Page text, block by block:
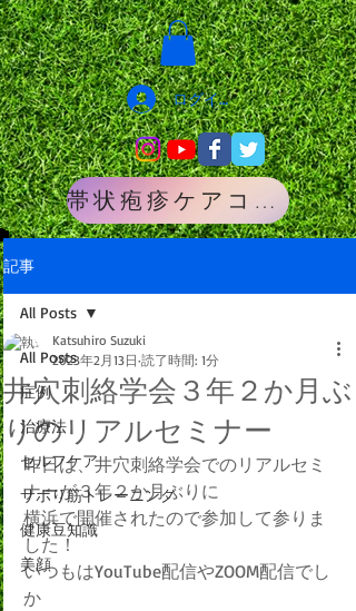
ログイン
帯状疱疹ケアコース
記事
All Posts
症例
治療法
セルフケア
サボり筋トレーニング
健康豆知識
美顔
All Posts
井穴刺絡学会３年２か月ぶ
りのリアルセミナー
Katsuhiro Suzuki
2023年2月13日 読了時間: 1分
昨日は、井穴刺絡学会でのリアルセミ
ナーが３年２か月ぶりに
横浜で開催されたので参加して参りま
した！
いつもはYouTube配信やZOOM配信でし
か